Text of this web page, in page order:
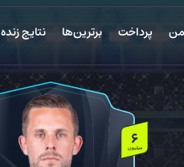
پرداخت برترین‌ها نتایج زنده
6
میلیون